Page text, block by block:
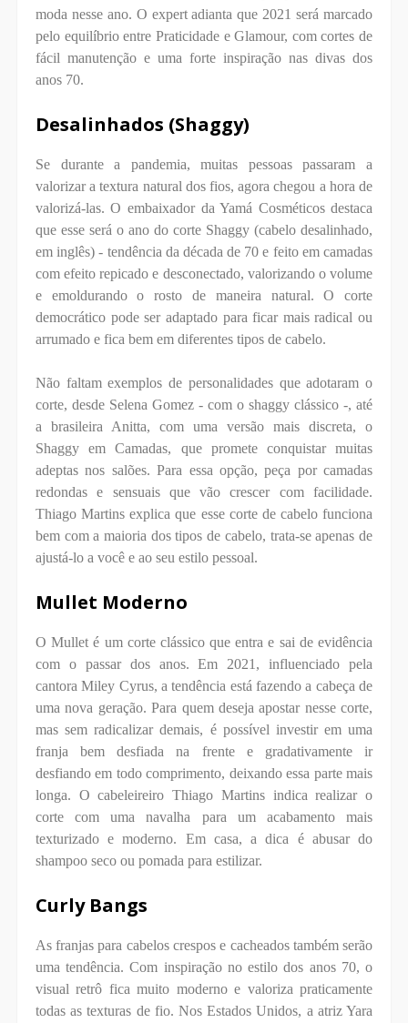
moda nesse ano. O expert adianta que 2021 será marcado
pelo equilíbrio entre Praticidade e Glamour, com cortes de
fácil manutenção e uma forte inspiração nas divas dos
anos 70.
Desalinhados (Shaggy)
Se durante a pandemia, muitas pessoas passaram a
valorizar a textura natural dos fios, agora chegou a hora de
valorizá-las. O embaixador da Yamá Cosméticos destaca
que esse será o ano do corte Shaggy (cabelo desalinhado,
em inglês) - tendência da década de 70 e feito em camadas
com efeito repicado e desconectado, valorizando o volume
e emoldurando o rosto de maneira natural. O corte
democrático pode ser adaptado para ficar mais radical ou
arrumado e fica bem em diferentes tipos de cabelo.
Não faltam exemplos de personalidades que adotaram o
corte, desde Selena Gomez - com o shaggy clássico -, até
a brasileira Anitta, com uma versão mais discreta, o
Shaggy em Camadas, que promete conquistar muitas
adeptas nos salões. Para essa opção, peça por camadas
redondas e sensuais que vão crescer com facilidade.
Thiago Martins explica que esse corte de cabelo funciona
bem com a maioria dos tipos de cabelo, trata-se apenas de
ajustá-lo a você e ao seu estilo pessoal.
Mullet Moderno
O Mullet é um corte clássico que entra e sai de evidência
com o passar dos anos. Em 2021, influenciado pela
cantora Miley Cyrus, a tendência está fazendo a cabeça de
uma nova geração. Para quem deseja apostar nesse corte,
mas sem radicalizar demais, é possível investir em uma
franja bem desfiada na frente e gradativamente ir
desfiando em todo comprimento, deixando essa parte mais
longa. O cabeleireiro Thiago Martins indica realizar o
corte com uma navalha para um acabamento mais
texturizado e moderno. Em casa, a dica é abusar do
shampoo seco ou pomada para estilizar.
Curly Bangs
As franjas para cabelos crespos e cacheados também serão
uma tendência. Com inspiração no estilo dos anos 70, o
visual retrô fica muito moderno e valoriza praticamente
todas as texturas de fio. Nos Estados Unidos, a atriz Yara